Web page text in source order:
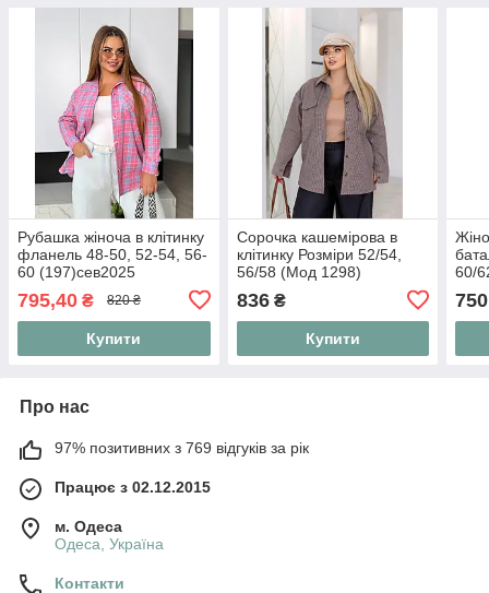
Рубашка жіноча в клітинку
фланель 48-50, 52-54, 56-
60 (197)сев2025
795,40 ₴ 820 ₴
Купити
Сорочка кашемірова в
клітинку Розміри 52/54,
56/58 (Мод 1298)
836₴
Купити
60/
750
Про нас
97% позитивних з 769 відгуків за рік
Працює з 02.12.2015
м. Одеса
Одеса, Україна
Контакти